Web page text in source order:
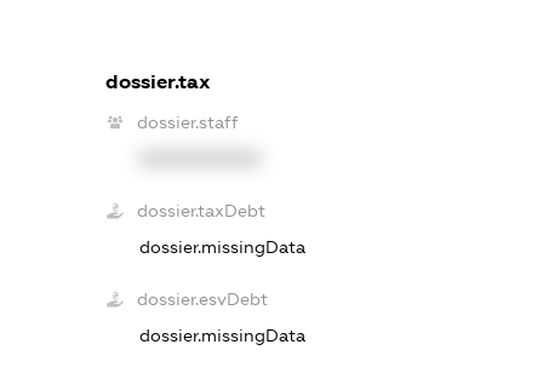
dossier.tax
dossier.staff
dossier.taxDebt
dossier.missingData
dossier.esvDebt
dossier.missingData